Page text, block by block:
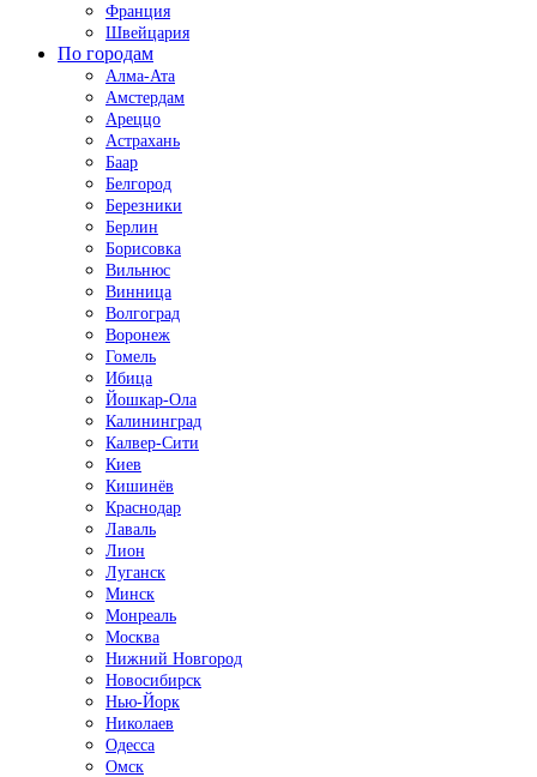
Франция
Швейцария
По городам
Алма-Ата
Амстердам
Ареццо
Астрахань
Баар
Белгород
Березники
Берлин
Борисовка
Вильнюс
Винница
Волгоград
Воронеж
Гомель
Ибица
Йошкар-Ола
Калининград
Калвер-Сити
Киев
Кишинёв
Краснодар
Лаваль
Лион
Луганск
Минск
Монреаль
Москва
Нижний Новгород
Новосибирск
Нью-Йорк
Николаев
Одесса
Омск